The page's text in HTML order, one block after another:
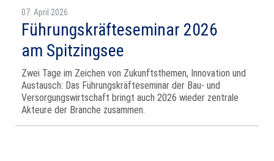
07. April 2026
Führungskräfteseminar 2026
am Spitzingsee
Zwei Tage im Zeichen von Zukunftsthemen, Innovation und
Austausch: Das Führungskräfteseminar der Bau‑ und
Versorgungswirtschaft bringt auch 2026 wieder zentrale
Akteure der Branche zusammen.